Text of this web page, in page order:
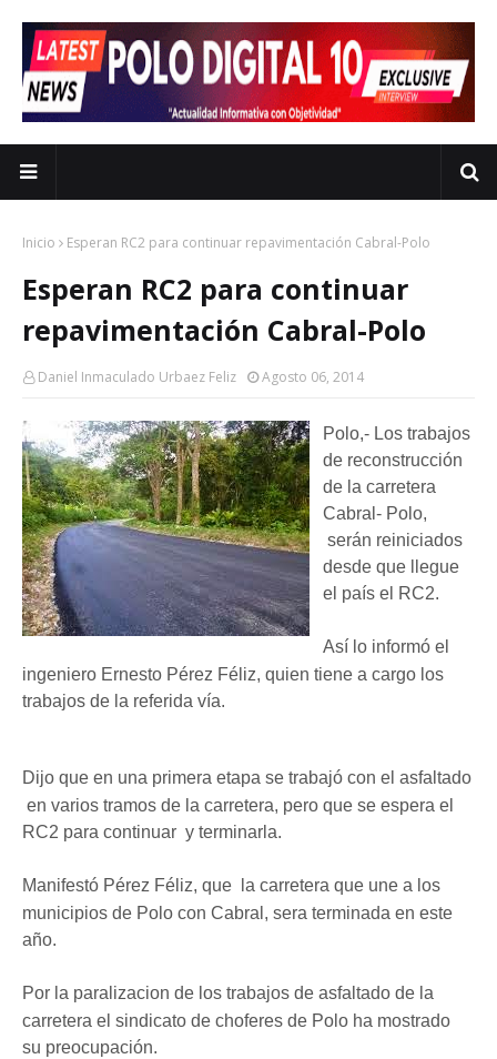
Inicio Esperan RC2 para continuar repavimentación Cabral-Polo
Esperan RC2 para continuar
repavimentación Cabral-Polo
Daniel Inmaculado Urbaez Feliz Agosto 06, 2014
Polo,- Los trabajos
de reconstrucción
de la carretera
Cabral- Polo,
serán reiniciados
desde que llegue
el país el RC2.
Así lo informó el
ingeniero Ernesto Pérez Féliz, quien tiene a cargo los
trabajos de la referida vía.
Dijo que en una primera etapa se trabajó con el asfaltado
en varios tramos de la carretera, pero que se espera el
RC2 para continuar y terminarla.
Manifestó Pérez Féliz, que la carretera que une a los
municipios de Polo con Cabral, sera terminada en este
año.
Por la paralizacion de los trabajos de asfaltado de la
carretera el sindicato de choferes de Polo ha mostrado
su preocupación.